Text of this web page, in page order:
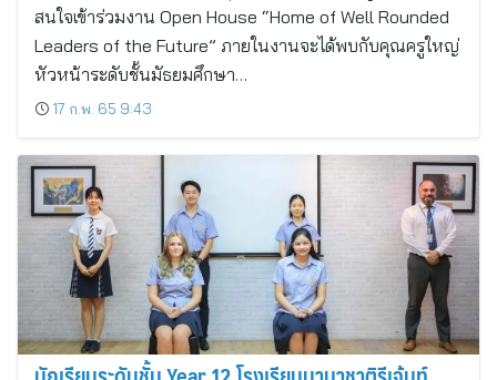
สนใจเข้าร่วมงาน Open House “Home of Well Rounded
Leaders of the Future” ภายในงานจะได้พบกับคุณครูใหญ่
หัวหน้าระดับชั้นมัธยมศึกษา…
17 ก.พ. 65 9:43